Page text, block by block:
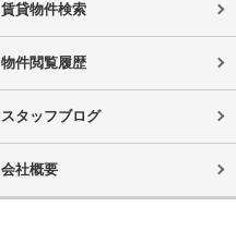
賃貸物件検索
物件閲覧履歴
スタッフブログ
会社概要